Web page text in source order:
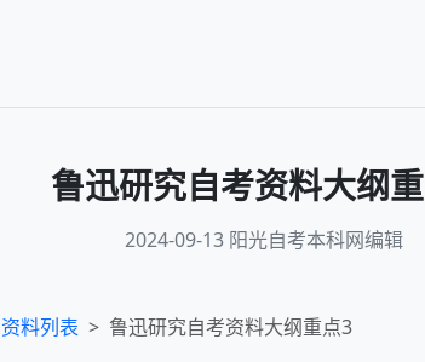
鲁迅研究自考资料大纲
2024-09-13 阳光自考本科网编辑
料列表 鲁迅研究自考资料大纲重点3